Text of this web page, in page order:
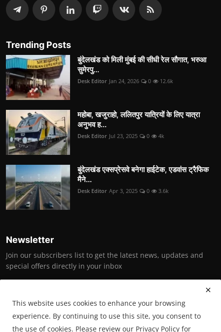
Trending Posts
बुंदेलखंड को मिली मुंबई की सीधी रेल सौगात, भरुआ
सुमेरपु...
Desk Editor Jan 24, 2026 0 12.6k
महोबा, खजुराहो, ललितपुर यात्रियों के लिए यात्रा
अनुभव ह...
Desk Editor Jul 23, 2025 0 4k
बुंदेलखंड एक्सप्रेसवे बनेगा हाईटेक, एडवांस ट्रैफिक
मैने...
Desk Editor Apr 3, 2025 0 3.6k
Newsletter
Join our subscribers list to get the latest news, updates and
special offers directly in your inbox
Subscribe
This website uses cookies to enhance your browsing
experience. By continuing to use this site, you consent to
the use of cookies. Please review our Privacy Policy for